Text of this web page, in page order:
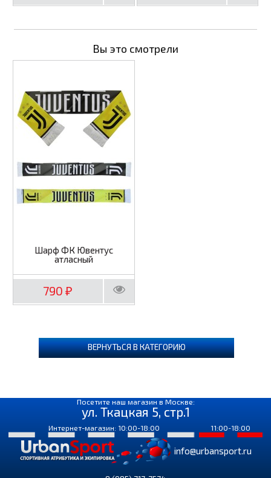
Вы это смотрели
Шарф ФК Ювентус
атласный
790₽
ВЕРНУТЬСЯ В КАТЕГОРИЮ
Посетите наш магазин в Москве:
ул. Ткацкая 5, стр.1
Интернет-магазин: 10:00-18:00 11:00-18:00
info@urbansport.ru